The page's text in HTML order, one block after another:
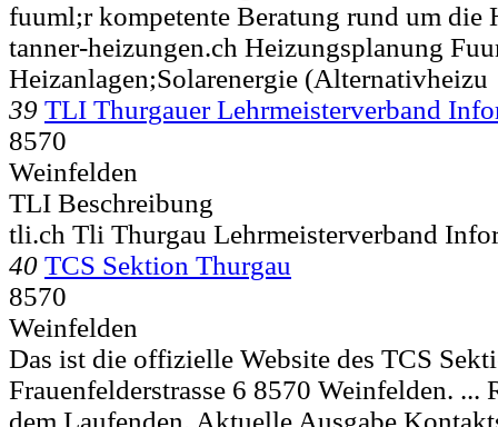
fuuml;r kompetente Beratung rund um die
tanner-heizungen.ch Heizungsplanung
Heizanlagen;Solarenergie (Alternativheizu
39 TLI Thurgauer Lehrmeisterverband
8570
Weinfelden
TLI Beschreibung
tli.ch Tli Thurgau Lehrmeisterverband
40 TCS Sektion Thurgau
8570
Weinfelden
Das ist die offizielle Website des TCS
Frauenfelderstrasse 6 8570 Weinfelden. ...
dem Laufenden. Aktuelle Ausgabe